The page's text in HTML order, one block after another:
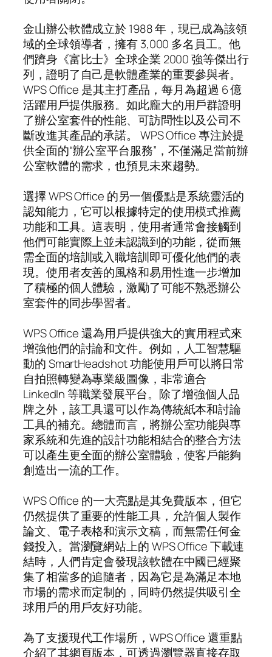
金山辦公軟體成立於 1988 年，現已成為該領
域的全球領導者，擁有 3,000 多名員工。他
們躋身《富比士》全球企業 2000 強等傑出行
列，證明了自己是軟體產業的重要參與者。
WPS Office 是其主打產品，每月為超過 6 億
活躍用戶提供服務。如此龐大的用戶群證明
了辦公室套件的性能、可訪問性以及公司不
斷改進其產品的承諾。 WPS Office 專注於提
供全面的“辦公室平台服務”，不僅滿足當前辦
公室軟體的需求，也預見未來趨勢。
選擇 WPS Office 的另一個優點是系統靈活的
認知能力，它可以根據特定的使用模式推薦
功能和工具。這表明，使用者通常會接觸到
他們可能實際上並未認識到的功能，從而無
需全面的培訓或入職培訓即可優化他們的表
現。使用者友善的風格和易用性進一步增加
了積極的個人體驗，激勵了可能不熟悉辦公
室套件的同步學習者。
WPS Office 還為用戶提供強大的實用程式來
增強他們的討論和文件。例如，人工智慧驅
動的 SmartHeadshot 功能使用戶可以將日常
自拍照轉變為專業級圖像，非常適合
LinkedIn 等職業發展平台。除了增強個人品
牌之外，該工具還可以作為傳統紙本和討論
工具的補充。總體而言，將辦公室功能與專
家系統和先進的設計功能相結合的整合方法
可以產生更全面的辦公室體驗，使客戶能夠
創造出一流的工作。
WPS Office 的一大亮點是其免費版本，但它
仍然提供了重要的性能工具，允許個人製作
論文、電子表格和演示文稿，而無需任何金
錢投入。當瀏覽網站上的 WPS Office 下載連
結時，人們肯定會發現該軟體在中國已經聚
集了相當多的追隨者，因為它是為滿足本地
市場的需求而定制的，同時仍然提供吸引全
球用戶的用戶友好功能。
為了支援現代工作場所，WPS Office 還重點
介紹了其網頁版本，可透過瀏覽器直接存取